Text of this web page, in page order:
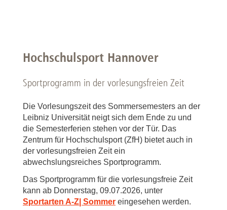
Hochschulsport Hannover
Sportprogramm in der vorlesungsfreien Zeit
Die Vorlesungszeit des Sommersemesters an der
Leibniz Universität neigt sich dem Ende zu und
die Semesterferien stehen vor der Tür. Das
Zentrum für Hochschulsport (ZfH) bietet auch in
der vorlesungsfreien Zeit ein
abwechslungsreiches Sportprogramm.
Das Sportprogramm für die vorlesungsfreie Zeit
kann ab Donnerstag, 09.07.2026, unter
Sportarten A-Z| Sommer eingesehen werden.